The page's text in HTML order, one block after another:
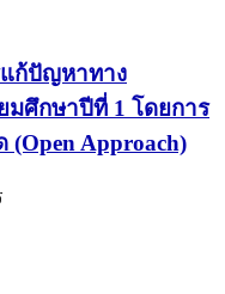
ก้ปัญหาทาง
ศึกษาปีที่ 1 โดยการ
(Open Approach)